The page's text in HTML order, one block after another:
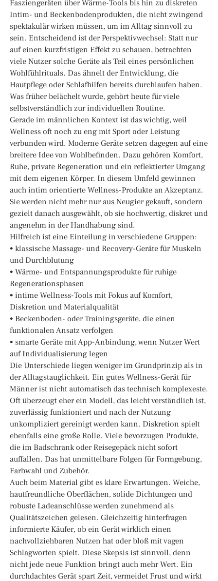
Fasziengeräten über Wärme-Tools bis hin zu diskreten
Intim- und Beckenbodenprodukten, die nicht zwingend
spektakulär wirken müssen, um im Alltag sinnvoll zu
sein. Entscheidend ist der Perspektivwechsel: Statt nur
auf einen kurzfristigen Effekt zu schauen, betrachten
viele Nutzer solche Geräte als Teil eines persönlichen
Wohlfühlrituals. Das ähnelt der Entwicklung, die
Hautpflege oder Schlafhilfen bereits durchlaufen haben.
Was früher belächelt wurde, gehört heute für viele
selbstverständlich zur individuellen Routine.
Gerade im männlichen Kontext ist das wichtig, weil
Wellness oft noch zu eng mit Sport oder Leistung
verbunden wird. Moderne Geräte setzen dagegen auf eine
breitere Idee von Wohlbefinden. Dazu gehören Komfort,
Ruhe, private Regeneration und ein reflektierter Umgang
mit dem eigenen Körper. In diesem Umfeld gewinnen
auch intim orientierte Wellness-Produkte an Akzeptanz.
Sie werden nicht mehr nur aus Neugier gekauft, sondern
gezielt danach ausgewählt, ob sie hochwertig, diskret und
angenehm in der Handhabung sind.
Hilfreich ist eine Einteilung in verschiedene Gruppen:
• klassische Massage- und Recovery-Geräte für Muskeln
und Durchblutung
• Wärme- und Entspannungsprodukte für ruhige
Regenerationsphasen
• intime Wellness-Tools mit Fokus auf Komfort,
Diskretion und Materialqualität
• Beckenboden- oder Trainingsgeräte, die einen
funktionalen Ansatz verfolgen
• smarte Geräte mit App-Anbindung, wenn Nutzer Wert
auf Individualisierung legen
Die Unterschiede liegen weniger im Grundprinzip als in
der Alltagstauglichkeit. Ein gutes Wellness-Gerät für
Männer ist nicht automatisch das technisch komplexeste.
Oft überzeugt eher ein Modell, das leicht verständlich ist,
zuverlässig funktioniert und nach der Nutzung
unkompliziert gereinigt werden kann. Diskretion spielt
ebenfalls eine große Rolle. Viele bevorzugen Produkte,
die im Badschrank oder Reisegepäck nicht sofort
auffallen. Das hat unmittelbare Folgen für Formgebung,
Farbwahl und Zubehör.
Auch beim Material gibt es klare Erwartungen. Weiche,
hautfreundliche Oberflächen, solide Dichtungen und
robuste Ladeanschlüsse werden zunehmend als
Qualitätszeichen gelesen. Gleichzeitig hinterfragen
informierte Käufer, ob ein Gerät wirklich einen
nachvollziehbaren Nutzen hat oder bloß mit vagen
Schlagworten spielt. Diese Skepsis ist sinnvoll, denn
nicht jede neue Funktion bringt auch mehr Wert. Ein
durchdachtes Gerät spart Zeit, vermeidet Frust und wirkt